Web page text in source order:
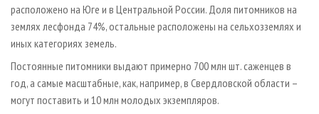
расположено на Юге и в Центральной России. Доля питомников на
землях лесфонда 74%, остальные расположены на сельхозземлях и
иных категориях земель.
Постоянные питомники выдают примерно 700 млн шт. саженцев в
год, а самые масштабные, как, например, в Свердловской области –
могут поставить и 10 млн молодых экземпляров.